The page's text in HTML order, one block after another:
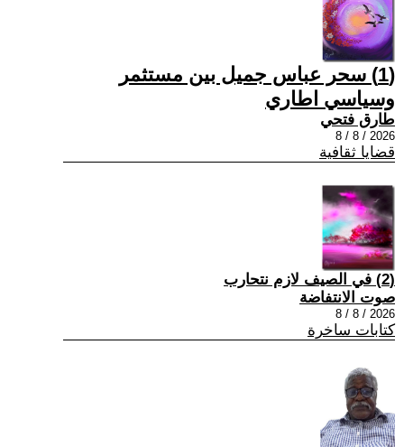
(1) سحر عباس جميل بين مستثمر
وسياسي اطاري
طارق فتحي
2026 / 8 / 8
قضايا ثقافية
(2) في الصيف لازم نتحارب
صوت الانتفاضة
2026 / 8 / 8
كتابات ساخرة